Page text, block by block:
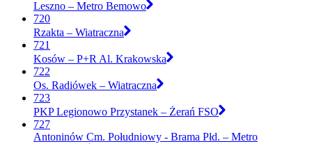
Leszno – Metro Bemowo
720
Rzakta – Wiatraczna
721
Kosów – P+R Al. Krakowska
722
Os. Radiówek – Wiatraczna
723
PKP Legionowo Przystanek – Żerań FSO
727
Antoninów Cm. Południowy - Brama Płd. – Metro